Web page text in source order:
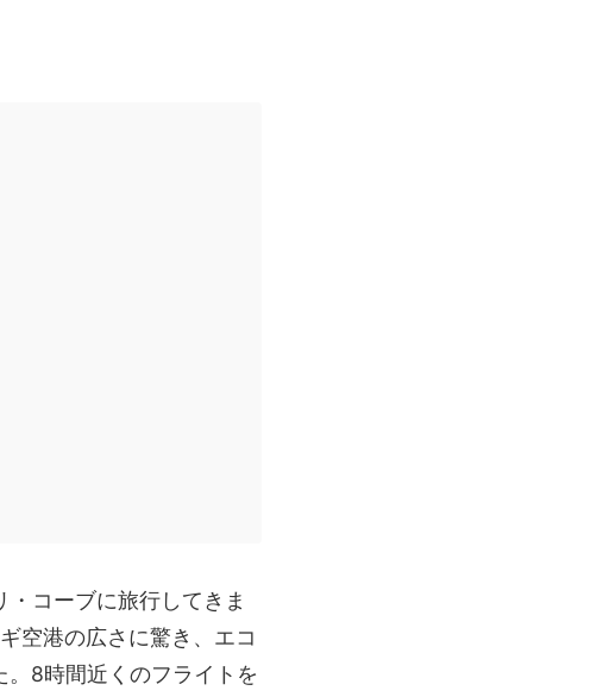
コーブに旅行してきま
空港の広さに驚き、エコ
。8時間近くのフライトを